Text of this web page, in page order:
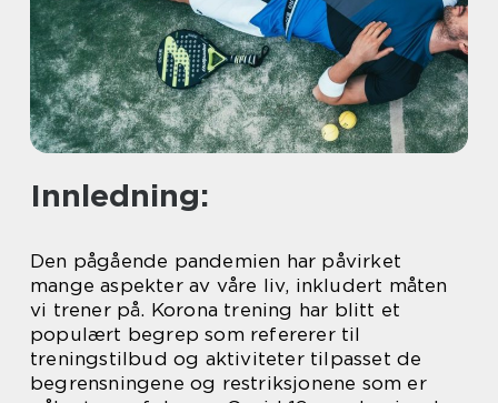
Innledning:
Den pågående pandemien har påvirket
mange aspekter av våre liv, inkludert måten
vi trener på. Korona trening har blitt et
populært begrep som refererer til
treningstilbud og aktiviteter tilpasset de
begrensningene og restriksjonene som er